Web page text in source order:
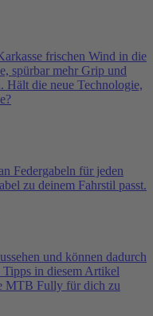
frischen Wind in die
spürbar mehr Grip und
Hält die neue Technologie,
Federgabeln für jeden
zu deinem Fahrstil passt.
und können dadurch
in diesem Artikel
MTB Fully für dich zu